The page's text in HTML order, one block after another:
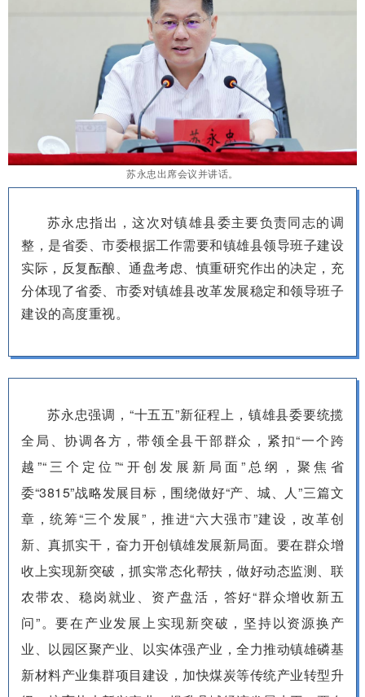
苏永忠出席会议并讲话。
苏永忠指出，这次对镇雄县委主要负责同志的调
整，是省委、市委根据工作需要和镇雄县领导班子建设
实际，反复酝酿、通盘考虑、慎重研究作出的决定，充
分体现了省委、市委对镇雄县改革发展稳定和领导班子
建设的高度重视。
苏永忠强调，“十五五”新征程上，镇雄县委要统揽
全局、协调各方，带领全县干部群众，紧扣“一个跨
越”“三个定位”“开创发展新局面”总纲，聚焦省
委“3815”战略发展目标，围绕做好“产、城、人”三篇文
章，统筹“三个发展”，推进“六大强市”建设，改革创
新、真抓实干，奋力开创镇雄发展新局面。要在群众增
收上实现新突破，抓实常态化帮扶，做好动态监测、联
农带农、稳岗就业、资产盘活，答好“群众增收新五
问”。要在产业发展上实现新突破，坚持以资源换产
业、以园区聚产业、以实体强产业，全力推动镇雄磷基
新材料产业集群项目建设，加快煤炭等传统产业转型升